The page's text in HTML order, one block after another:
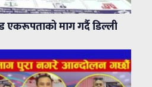
एकरूपताको माग गर्दै डिल्ली